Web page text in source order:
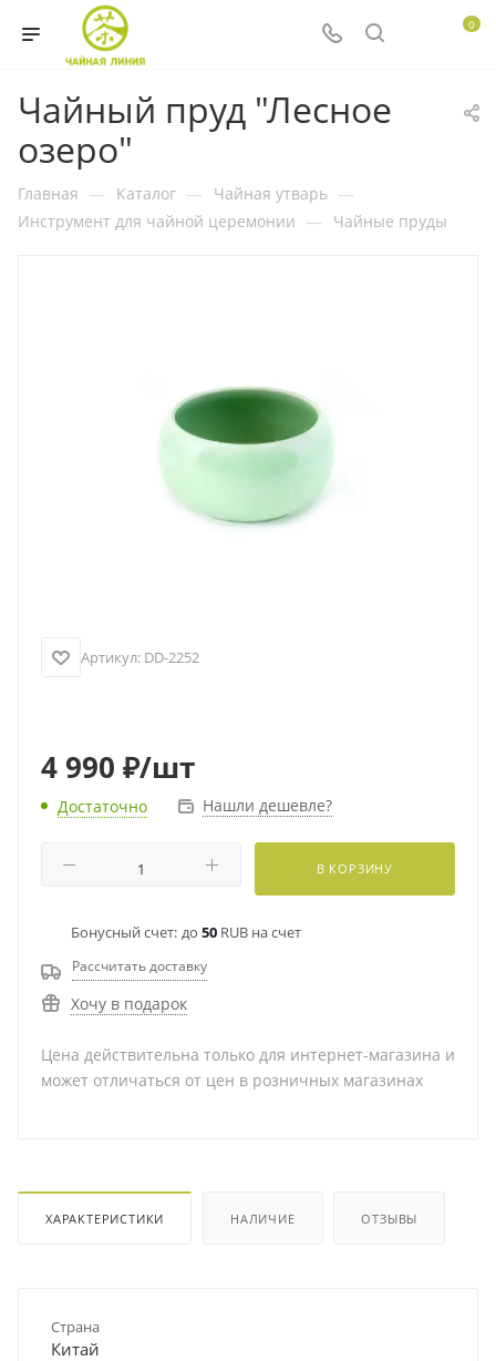
0
Чайный пруд "Лесное
озеро"
Главная — Каталог — Чайная утварь —
Инструмент для чайной церемонии — Чайные пруды
Артикул: DD-2252
4 990 ₽/шт
Достаточно Нашли дешевле?
В КОРЗИНУ
Бонусный счет: до 50 RUB на счет
Рассчитать доставку
Хочу в подарок
Цена действительна только для интернет-магазина и
может отличаться от цен в розничных магазинах
ХАРАКТЕРИСТИКИ НАЛИЧИЕ ОТЗЫВЫ
Страна
Китай